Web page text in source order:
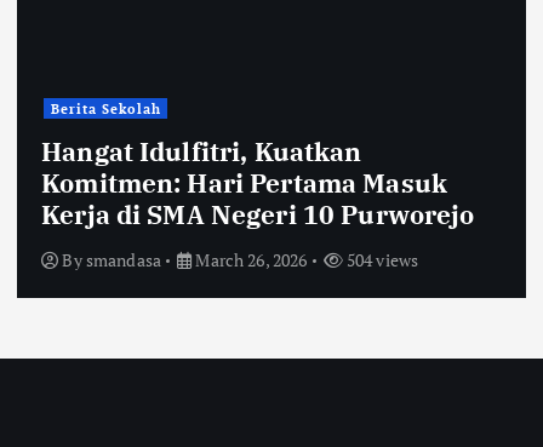
Berita Sekolah
Hangat Idulfitri, Kuatkan
Komitmen: Hari Pertama Masuk
Kerja di SMA Negeri 10 Purworejo
By smandasa March 26, 2026 504 views